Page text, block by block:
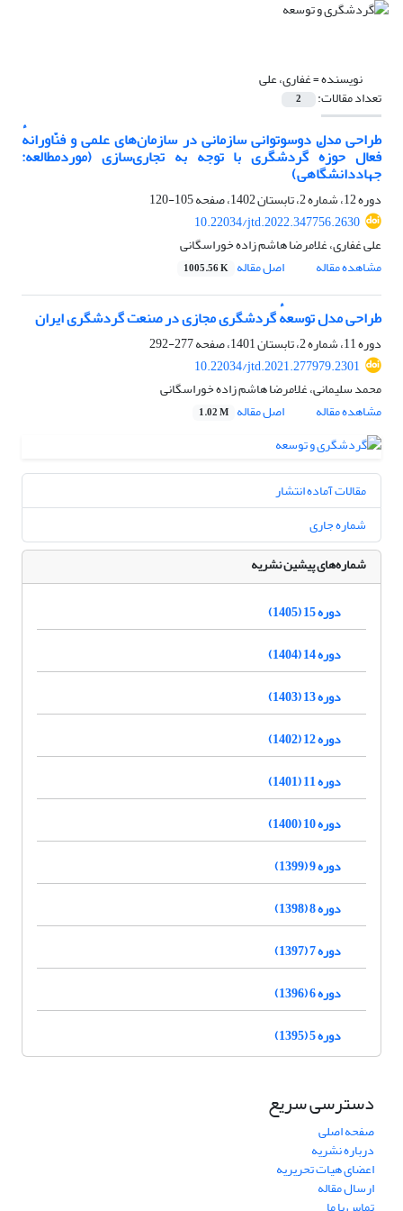
نویسنده =غفاری، علی
تعداد مقالات: 2
طراحی مدل دوسوتوانی سازمانی در سازمان‌های علمی و فنّاورانهٔ
فعال حوزهٔ گردشگری با توجه به تجاری‌سازی (موردمطالعه:
جهاددانشگاهی)
دوره 12، شماره 2، تابستان 1402، صفحه
105-120
10.22034/jtd.2022.347756.2630
علی غفاری، غلامرضا هاشم زاده خوراسگانی
مشاهده مقاله
اصل مقاله 1005.56 K
طراحی مدل توسعهٔ گردشگری مجازی در صنعت گردشگری ایران
دوره 11، شماره 2، تابستان 1401، صفحه
277-292
10.22034/jtd.2021.277979.2301
محمد سلیمانی، غلامرضا هاشم زاده خوراسگانی
مشاهده مقاله
اصل مقاله 1.02 M
مقالات آماده انتشار
شماره جاری
شماره‌های پیشین نشریه
دوره 15 (1405)
دوره 14 (1404)
دوره 13 (1403)
دوره 12 (1402)
دوره 11 (1401)
دوره 10 (1400)
دوره 9 (1399)
دوره 8 (1398)
دوره 7 (1397)
دوره 6 (1396)
دوره 5 (1395)
دسترسی سریع
صفحه اصلی
درباره نشریه
اعضای هیات تحریریه
ارسال مقاله